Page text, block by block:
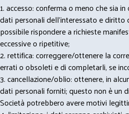
1. accesso: conferma o meno che sia
dati personali dell’interessato e diritto
possibile rispondere a richieste
eccessive o ripetitive;
2. rettifica: correggere/ottenere la
errati o obsoleti e di completarli, se
3. cancellazione/oblio: ottenere, in
dati personali forniti; questo non è un
Società potrebbero avere motivi